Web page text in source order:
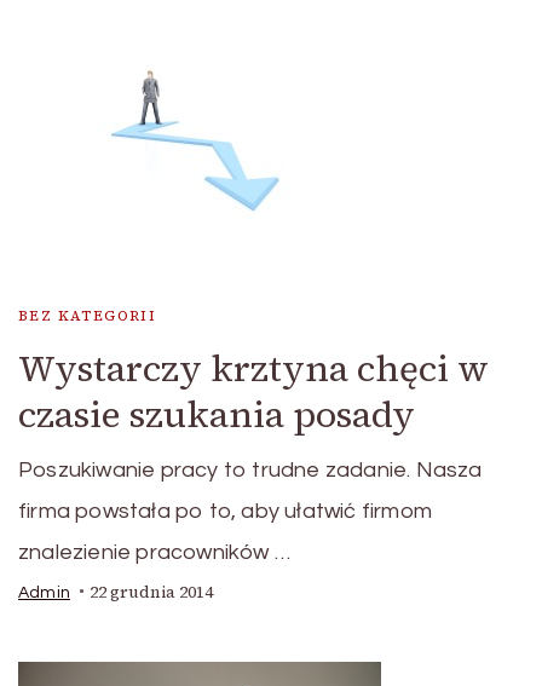
BEZ KATEGORII
Wystarczy krztyna chęci w
czasie szukania posady
Poszukiwanie pracy to trudne zadanie. Nasza
firma powstała po to, aby ułatwić firmom
znalezienie pracowników …
Admin 22 grudnia 2014